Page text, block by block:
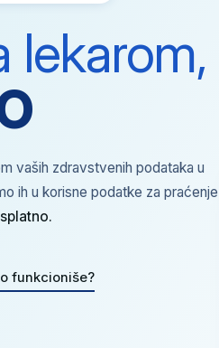
lekarom,
vaših zdravstvenih podataka u
ih u korisne podatke za praćenje
funkcioniše?